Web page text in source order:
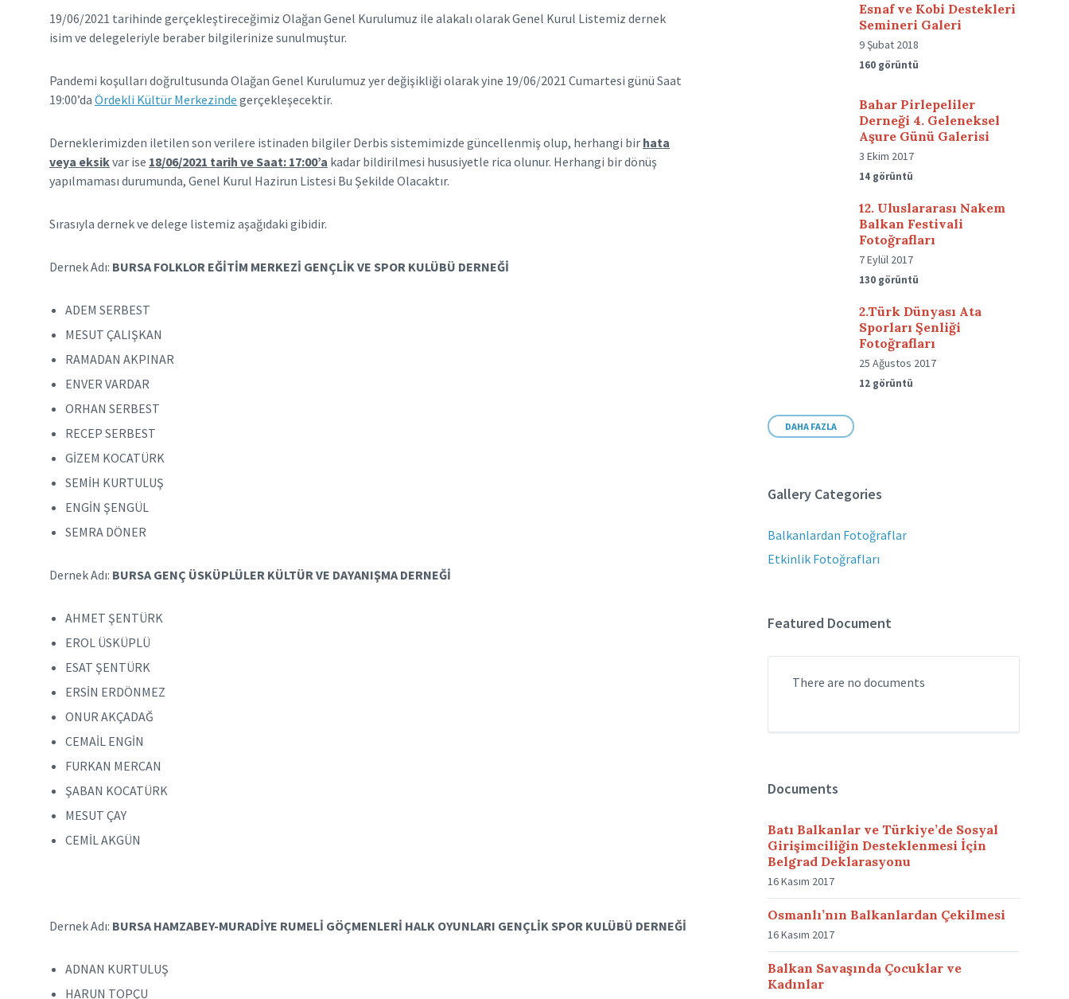
19/06/2021 tarihinde gerçekleştireceğimiz Olağan Genel Kurulumuz ile alakalı olarak Genel Kurul Listemiz dernek
isim ve delegeleriyle beraber bilgilerinize sunulmuştur.
Pandemi koşulları doğrultusunda Olağan Genel Kurulumuz yer değişikliği olarak yine 19/06/2021 Cumartesi günü Saat
19:00’da Ördekli Kültür Merkezinde gerçekleşecektir.
Derneklerimizden iletilen son verilere istinaden bilgiler Derbis sistemimizde güncellenmiş olup, herhangi bir hata
veya eksikvar ise 18/06/2021 tarih ve Saat: 17:00’a kadar bildirilmesi hususiyetle rica olunur. Herhangi bir dönüş
yapılmaması durumunda, Genel Kurul Hazirun Listesi Bu Şekilde Olacaktır.
Sırasıyla dernek ve delege listemiz aşağıdaki gibidir.
Dernek Adı: BURSA FOLKLOR EĞİTİM MERKEZİ GENÇLİK VE SPOR KULÜBÜ DERNEĞİ
ADEM SERBEST
MESUT ÇALIŞKAN
RAMADAN AKPINAR
ENVER VARDAR
ORHAN SERBEST
RECEP SERBEST
GİZEM KOCATÜRK
SEMİH KURTULUŞ
ENGİN ŞENGÜL
SEMRA DÖNER
Dernek Adı: BURSA GENÇ ÜSKÜPLÜLER KÜLTÜR VE DAYANIŞMA DERNEĞİ
AHMET ŞENTÜRK
EROL ÜSKÜPLÜ
ESAT ŞENTÜRK
ERSİN ERDÖNMEZ
ONUR AKÇADAĞ
CEMAİL ENGİN
FURKAN MERCAN
ŞABAN KOCATÜRK
MESUT ÇAY
CEMİL AKGÜN
Dernek Adı: BURSA HAMZABEY-MURADİYE RUMELİ GÖÇMENLERİ HALK OYUNLARI GENÇLİK SPOR KULÜBÜ DERNEĞİ
ADNAN KURTULUŞ
HARUN TOPÇU
Esnaf ve Kobi Destekleri
Semineri Galeri
9 Şubat 2018
160 görüntü
Bahar Pirlepeliler
Derneği 4. Geleneksel
Aşure Günü Galerisi
3 Ekim 2017
14 görüntü
12. Uluslararası Nakem
Balkan Festivali
Fotoğrafları
7 Eylül 2017
130 görüntü
2.Türk Dünyası Ata
Sporları Şenliği
Fotoğrafları
25 Ağustos 2017
12 görüntü
DAHA FAZLA
Gallery Categories
Balkanlardan Fotoğraflar
Etkinlik Fotoğrafları
Featured Document
There are no documents
Documents
Batı Balkanlar ve Türkiye’de Sosyal
Girişimciliğin Desteklenmesi İçin
Belgrad Deklarasyonu
16 Kasım 2017
Osmanlı’nın Balkanlardan Çekilmesi
16 Kasım 2017
Balkan Savaşında Çocuklar ve
Kadınlar